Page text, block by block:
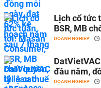
Lịch cổ tức
BSR, MB
DOANH NGHIỆP -
đầu năm,
DOANH NGHIỆP -